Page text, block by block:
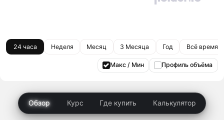
24 часа Неделя Месяц 3 Месяца Год Всё время
Макс / Мин Профиль объёма
Обзор Курс Где купить Калькулятор